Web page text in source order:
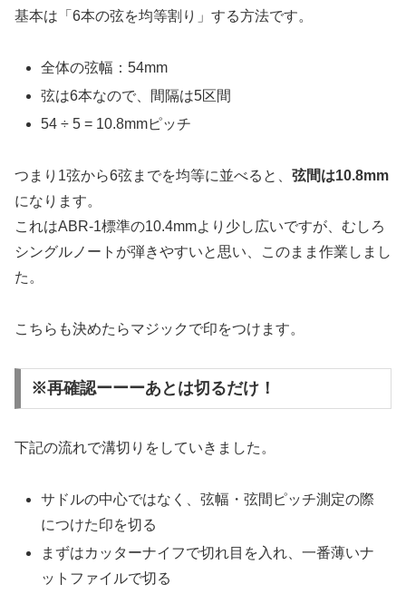
基本は「6本の弦を均等割り」する方法です。
全体の弦幅：54mm
弦は6本なので、間隔は5区間
54 ÷ 5 = 10.8mmピッチ
つまり1弦から6弦までを均等に並べると、 弦間は10.8mm
になります。
これはABR-1標準の10.4mmより少し広いですが、むしろ
シングルノートが弾きやすいと思い、このまま作業しまし
た。
こちらも決めたらマジックで印をつけます。
※再確認ーーーあとは切るだけ！
下記の流れで溝切りをしていきました。
サドルの中心ではなく、弦幅・弦間ピッチ測定の際
につけた印を切る
まずはカッターナイフで切れ目を入れ、一番薄いナ
ットファイルで切る